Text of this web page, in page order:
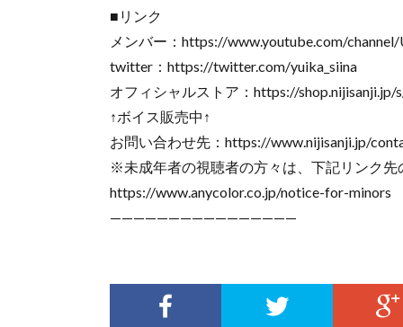
■リンク
メンバー：https://www.youtube.com/
twitter：https://twitter.com/yuika_siina
オフィシャルストア：https://shop.nijisanji.jp/
↑ボイス販売中↑
お問い合わせ先：https://www.nijisanji.jp/
※未成年者の視聴者の方々は、下記リンク
https://www.anycolor.co.jp/notice-for-minors
————————————————